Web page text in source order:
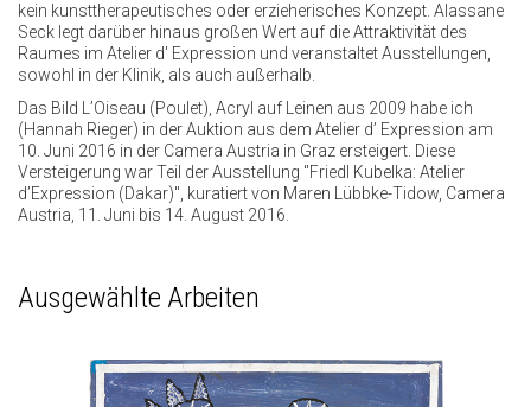
kein kunsttherapeutisches oder erzieherisches Konzept. Alassane
Seck legt darüber hinaus großen Wert auf die Attraktivität des
Raumes im Atelier d' Expression und veranstaltet Ausstellungen,
sowohl in der Klinik, als auch außerhalb.
Das Bild L’Oiseau (Poulet), Acryl auf Leinen aus 2009 habe ich
(Hannah Rieger) in der Auktion aus dem Atelier d’ Expression am
10. Juni 2016 in der Camera Austria in Graz ersteigert. Diese
Versteigerung war Teil der Ausstellung "Friedl Kubelka: Atelier
d’Expression (Dakar)", kuratiert von Maren Lübbke-Tidow, Camera
Austria, 11. Juni bis 14. August 2016.
Ausgewählte Arbeiten